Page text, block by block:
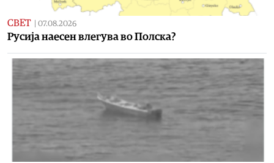
СВЕТ 07.08.2026
Русија наесен влегува во Полска?